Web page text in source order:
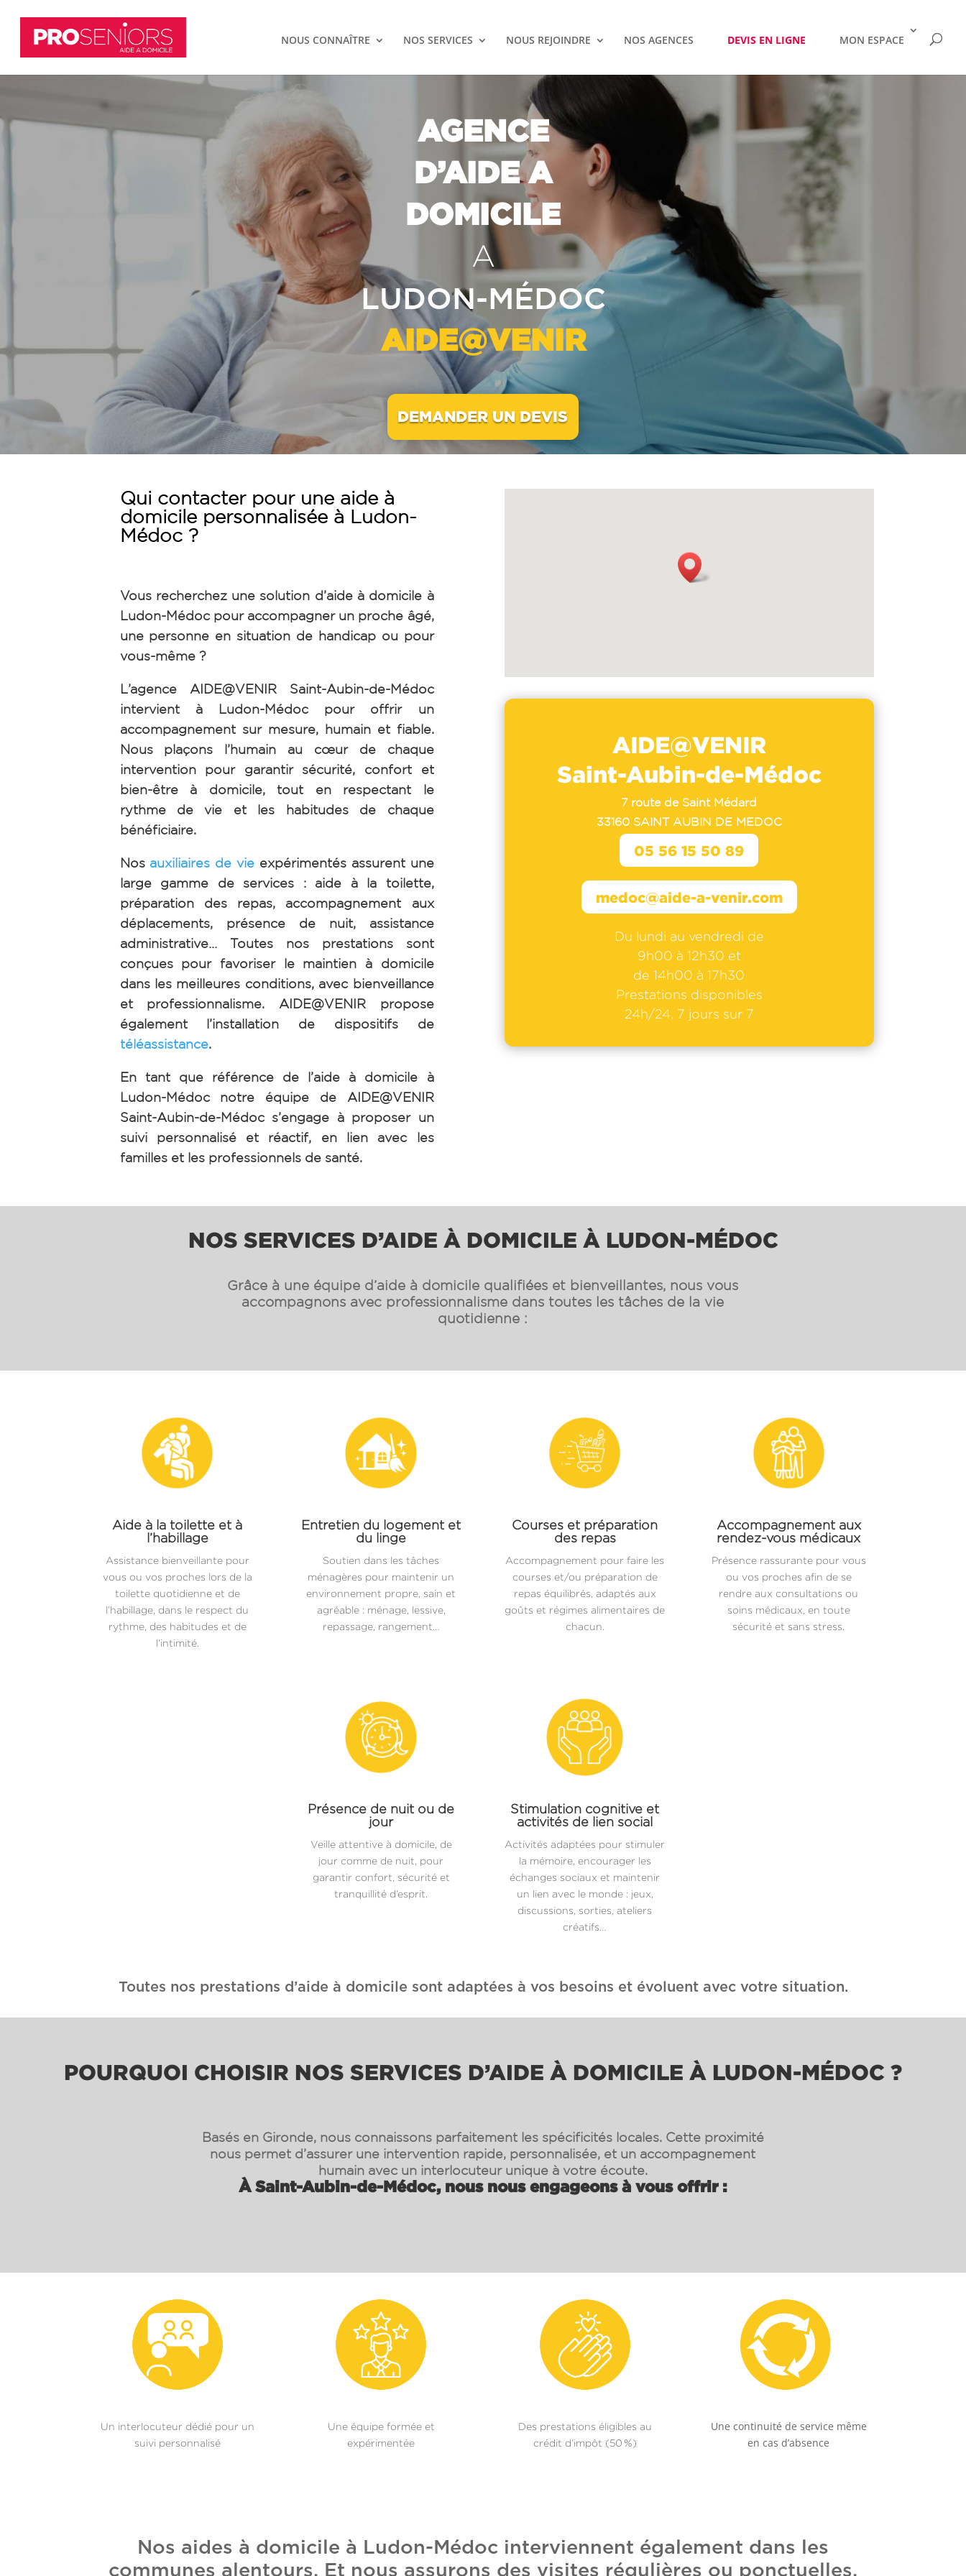
NOUS CONNAÎTRE NOS SERVICES NOUS REJOINDRE NOS AGENCES DEVIS EN LIGNE MON ESPACE
AGENCE
D’AIDE A
DOMICILE
A
LUDON-MÉDOC
AIDE@VENIR
DEMANDER UN DEVIS
Qui contacter pour une aide à
domicile personnalisée à Ludon-
Médoc ?
Vous recherchez une solution d’aide à domicile à
Ludon-Médoc pour accompagner un proche âgé,
une personne en situation de handicap ou pour
vous-même ?
L’agence AIDE@VENIR Saint-Aubin-de-Médoc
intervient à Ludon-Médoc pour offrir un
accompagnement sur mesure, humain et fiable.
Nous plaçons l’humain au cœur de chaque
intervention pour garantir sécurité, confort et
bien-être à domicile, tout en respectant le
rythme de vie et les habitudes de chaque
bénéficiaire.
Nos auxiliaires de vie expérimentés assurent une
large gamme de services : aide à la toilette,
préparation des repas, accompagnement aux
déplacements, présence de nuit, assistance
administrative… Toutes nos prestations sont
conçues pour favoriser le maintien à domicile
dans les meilleures conditions, avec bienveillance
et professionnalisme. AIDE@VENIR propose
également l’installation de dispositifs de
téléassistance.
En tant que référence de l’aide à domicile à
Ludon-Médoc notre équipe de AIDE@VENIR
Saint-Aubin-de-Médoc s’engage à proposer un
suivi personnalisé et réactif, en lien avec les
familles et les professionnels de santé.
AIDE@VENIR
Saint-Aubin-de-Médoc
7 route de Saint Médard
33160 SAINT AUBIN DE MEDOC
Du lundi au vendredi de
9h00 à 12h30 et
de 14h00 à 17h30
Prestations disponibles
24h/24, 7 jours sur 7
medoc@aide-a-venir.com
05 56 15 50 89
NOS SERVICES D’AIDE À DOMICILE À LUDON-MÉDOC
Grâce à une équipe d’aide à domicile qualifiées et bienveillantes, nous vous
accompagnons avec professionnalisme dans toutes les tâches de la vie
quotidienne :
Aide à la toilette et à
l’habillage
Assistance bienveillante pour
vous ou vos proches lors de la
toilette quotidienne et de
l’habillage, dans le respect du
rythme, des habitudes et de
l’intimité.
Entretien du logement et
du linge
Soutien dans les tâches
ménagères pour maintenir un
environnement propre, sain et
agréable : ménage, lessive,
repassage, rangement…
Courses et préparation
des repas
Accompagnement pour faire les
courses et/ou préparation de
repas équilibrés, adaptés aux
goûts et régimes alimentaires de
chacun.
Accompagnement aux
rendez-vous médicaux
Présence rassurante pour vous
ou vos proches afin de se
rendre aux consultations ou
soins médicaux, en toute
sécurité et sans stress.
Présence de nuit ou de
jour
Veille attentive à domicile, de
jour comme de nuit, pour
garantir confort, sécurité et
tranquillité d’esprit.
Stimulation cognitive et
activités de lien social
Activités adaptées pour stimuler
la mémoire, encourager les
échanges sociaux et maintenir
un lien avec le monde : jeux,
discussions, sorties, ateliers
créatifs…
Toutes nos prestations d’aide à domicile sont adaptées à vos besoins et évoluent avec votre situation.
POURQUOI CHOISIR NOS SERVICES D’AIDE À DOMICILE À LUDON-MÉDOC ?
Basés en Gironde, nous connaissons parfaitement les spécificités locales. Cette proximité
nous permet d’assurer une intervention rapide, personnalisée, et un accompagnement
humain avec un interlocuteur unique à votre écoute.
À Saint-Aubin-de-Médoc, nous nous engageons à vous offrir :
Un interlocuteur dédié pour un
suivi personnalisé
Une équipe formée et
expérimentée
Des prestations éligibles au
crédit d’impôt (50 %)
Une continuité de service même
en cas d’absence
Nos aides à domicile à Ludon-Médoc interviennent également dans les
communes alentours. Et nous assurons des visites régulières ou ponctuelles,